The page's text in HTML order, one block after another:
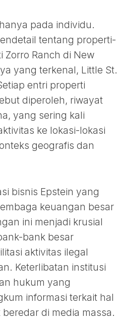
pada individu.
tentang properti-
Zorro Ranch di New
yang terkenal, Little St.
entri properti
diperoleh, riwayat
yang sering kali
ke lokasi-lokasi
geografis dan
bisnis Epstein yang
keuangan besar
ini menjadi krusial
bank besar
aktivitas ilegal
Keterlibatan institusi
hukum yang
informasi terkait hal
di media massa.